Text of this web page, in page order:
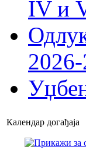
IV и
Календар догађаја